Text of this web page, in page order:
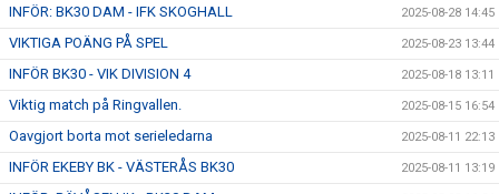
INFÖR: BK30 DAM - IFK SKOGHALL 2025-08-28 14:45
VIKTIGA POÄNG PÅ SPEL 2025-08-23 13:44
INFÖR BK30 - VIK DIVISION 4 2025-08-18 13:11
Viktig match på Ringvallen. 2025-08-15 16:54
Oavgjort borta mot serieledarna 2025-08-11 22:13
INFÖR EKEBY BK - VÄSTERÅS BK30 2025-08-11 13:19